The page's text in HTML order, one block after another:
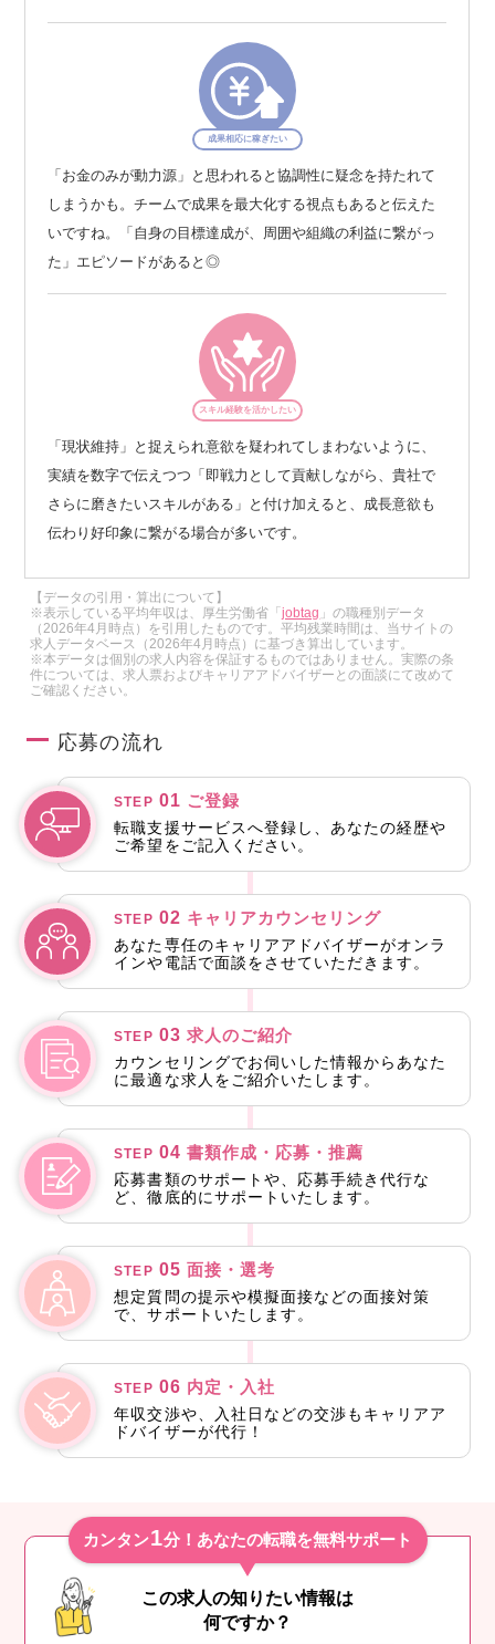
成果相応に稼ぎたい
「お金のみが動力源」と思われると協調性に疑念を持たれて
しまうかも。チームで成果を最大化する視点もあると伝えた
いですね。「自身の目標達成が、周囲や組織の利益に繋がっ
た」エピソードがあると◎
スキル経験を活かしたい
「現状維持」と捉えられ意欲を疑われてしまわないように、
実績を数字で伝えつつ「即戦力として貢献しながら、貴社で
さらに磨きたいスキルがある」と付け加えると、成長意欲も
伝わり好印象に繋がる場合が多いです。
【データの引用・算出について】
※表示している平均年収は、厚生労働省「jobtag 」の職種別データ
（2026年4月時点）を引用したものです。平均残業時間は、当サイトの
求人データベース（2026年4月時点）に基づき算出しています。
※本データは個別の求人内容を保証するものではありません。実際の条
件については、求人票およびキャリアアドバイザーとの面談にて改めて
ご確認ください。
応募の流れ
STEP 01 ご登録
転職支援サービスへ登録し、あなたの経歴や
ご希望をご記入ください。
STEP 02 キャリアカウンセリング
あなた専任のキャリアアドバイザーがオンラ
インや電話で面談をさせていただきます。
STEP 03 求人のご紹介
カウンセリングでお伺いした情報からあなた
に最適な求人をご紹介いたします。
STEP 04 書類作成・応募・推薦
応募書類のサポートや、応募手続き代行な
ど、徹底的にサポートいたします。
STEP 05 面接・選考
想定質問の提示や模擬面接などの面接対策
で、サポートいたします。
STEP 06 内定・入社
年収交渉や、入社日などの交渉もキャリアア
ドバイザーが代行！
カンタン1分！あなたの転職を無料サポート
この求人の知りたい情報は
何ですか？